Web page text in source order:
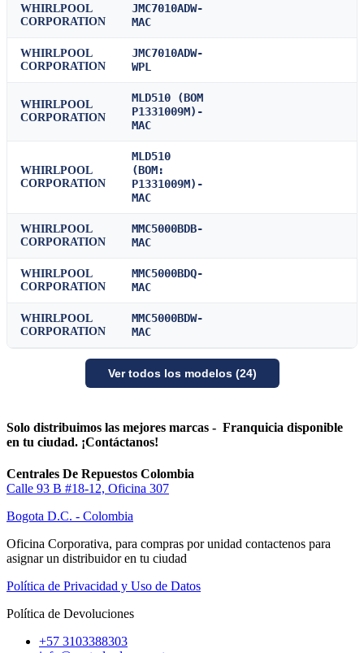
WHIRLPOOL
CORPORATION
JMC7010ADW-
MAC
WHIRLPOOL
CORPORATION
JMC7010ADW-
WPL
WHIRLPOOL
CORPORATION
MLD510 (BOM
P1331009M)-
MAC
WHIRLPOOL
CORPORATION
MLD510
(BOM:
P1331009M)-
MAC
WHIRLPOOL
CORPORATION
MMC5000BDB-
MAC
WHIRLPOOL
CORPORATION
MMC5000BDQ-
MAC
WHIRLPOOL
CORPORATION
MMC5000BDW-
MAC
Ver todos los modelos (24)
Solo distribuimos las mejores marcas - Franquicia disponible
en tu ciudad. ¡Contáctanos!
Centrales De Repuestos Colombia
Calle 93 B #18-12, Oficina 307
Bogota D.C. - Colombia
Oficina Corporativa, para compras por unidad contactenos para
asignar un distribuidor en tu ciudad
Política de Privacidad y Uso de Datos
Política de Devoluciones
+57 3103388303